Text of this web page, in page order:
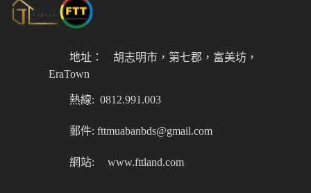
地址：
胡志明市，第七郡，富美坊，
EraTown
熱線: 0812.991.003
郵件: fttmuabanbds@gmail.com
網站: www.fttland.com